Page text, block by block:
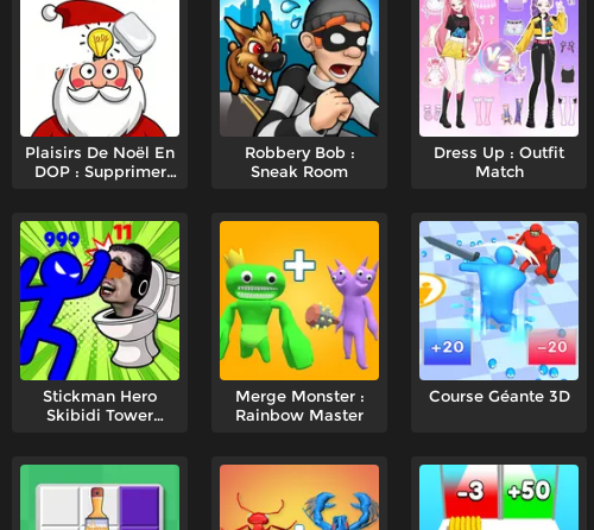
Plaisirs De Noël En
DOP : Supprimer
Robbery Bob :
Sneak Room
Dress Up : Outfit
Match
Stickman Hero
Skibidi Tower
Merge Monster :
Rainbow Master
Course Géante 3D